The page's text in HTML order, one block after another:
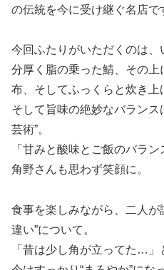
の伝統を今に受け継ぐ名店で
今回ふたりがいただくのは、
分厚く脂の乗った鯖、その
布、そしてふっくらと炊き上
そして旨味の絶妙なバランス
芸術”。
「甘みと酸味とご飯のバラ
角野さんも思わず笑顔に。
食事を楽しみながら、二人が
違い”について。
「昔は少し角が立ってた…」